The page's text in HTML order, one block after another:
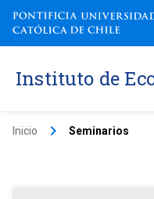
Instituto de
Inicio keyboard_arrow_right Seminarios